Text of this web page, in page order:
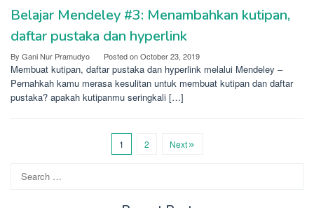
Belajar Mendeley #3: Menambahkan kutipan,
daftar pustaka dan hyperlink
By Gani Nur Pramudyo Posted onOctober 23, 2019
Membuat kutipan, daftar pustaka dan hyperlink melalui Mendeley –
Pernahkah kamu merasa kesulitan untuk membuat kutipan dan daftar
pustaka? apakah kutipanmu seringkali […]
1 2 Next
for: